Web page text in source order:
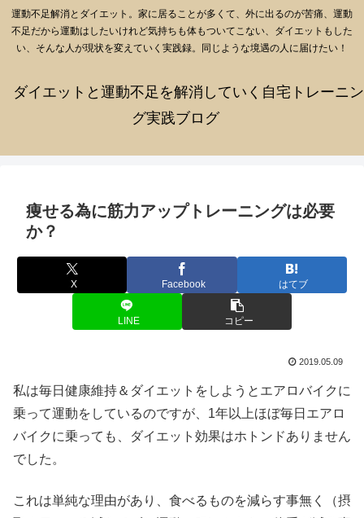
運動不足解消とダイエット。家に居ることが多くて、外に出るのが苦痛、運動
不足だから運動はしたいけれど気持ちも体もついてこない、ダイエットもした
い、そんな人が現状を変えていく実践録。同じような境遇の人に届けたい！
ダイエットと運動不足を解消していく自宅トレーニン
グ実践ブログ
痩せる為に筋力アップトレーニングは必要
か？
X Facebook はてブ
LINE コピー
2019.05.09
私は毎日健康維持＆ダイエットをしようとエアロバイクに
乗って運動をしているのですが、1年以上ほぼ毎日エアロ
バイクに乗っても、ダイエット効果はホトンドありません
でした。
これは単純な理由があり、食べるものを減らす事無く（摂